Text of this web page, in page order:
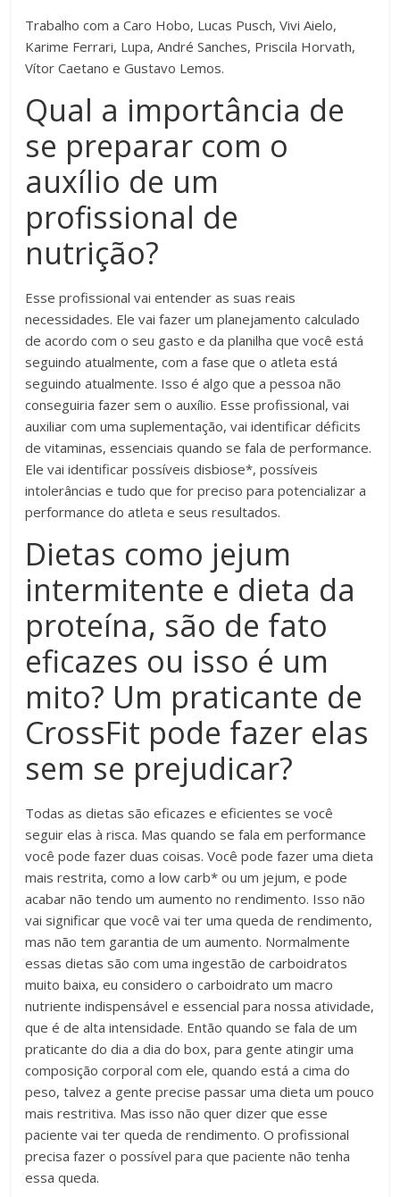
Trabalho com a Caro Hobo, Lucas Pusch, Vivi Aielo,
Karime Ferrari, Lupa, André Sanches, Priscila Horvath,
Vítor Caetano e Gustavo Lemos.
Qual a importância de
se preparar com o
auxílio de um
profissional de
nutrição?
Esse profissional vai entender as suas reais
necessidades. Ele vai fazer um planejamento calculado
de acordo com o seu gasto e da planilha que você está
seguindo atualmente, com a fase que o atleta está
seguindo atualmente. Isso é algo que a pessoa não
conseguiria fazer sem o auxílio. Esse profissional, vai
auxiliar com uma suplementação, vai identificar déficits
de vitaminas, essenciais quando se fala de performance.
Ele vai identificar possíveis disbiose*, possíveis
intolerâncias e tudo que for preciso para potencializar a
performance do atleta e seus resultados.
Dietas como jejum
intermitente e dieta da
proteína, são de fato
eficazes ou isso é um
mito? Um praticante de
CrossFit pode fazer elas
sem se prejudicar?
Todas as dietas são eficazes e eficientes se você
seguir elas à risca. Mas quando se fala em performance
você pode fazer duas coisas. Você pode fazer uma dieta
mais restrita, como a low carb* ou um jejum, e pode
acabar não tendo um aumento no rendimento. Isso não
vai significar que você vai ter uma queda de rendimento,
mas não tem garantia de um aumento. Normalmente
essas dietas são com uma ingestão de carboidratos
muito baixa, eu considero o carboidrato um macro
nutriente indispensável e essencial para nossa atividade,
que é de alta intensidade. Então quando se fala de um
praticante do dia a dia do box, para gente atingir uma
composição corporal com ele, quando está a cima do
peso, talvez a gente precise passar uma dieta um pouco
mais restritiva. Mas isso não quer dizer que esse
paciente vai ter queda de rendimento. O profissional
precisa fazer o possível para que paciente não tenha
essa queda.